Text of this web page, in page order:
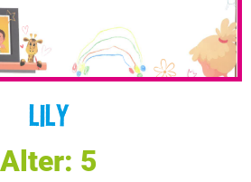
LILY
Alter: 5